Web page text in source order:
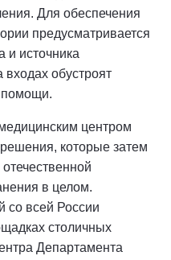
Для обеспечения
предусматривается
и источника
обустроят
помощи.
центром
которые затем
в целом.
со всей России
столичных
Департамента